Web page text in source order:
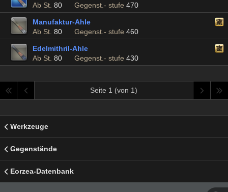
Ab St. 80 Gegenst.- stufe 470
Manufaktur-Ahle
Ab St. 80 Gegenst.- stufe 460
Edelmithril-Ahle
Ab St. 80 Gegenst.- stufe 430
Seite 1 (von 1)
Werkzeuge
Gegenstände
Eorzea-Datenbank